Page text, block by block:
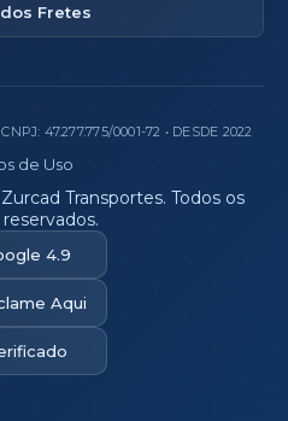
Fretes
47.277.775/0001-72 • DESDE 2022
de Uso
Transportes. Todos os
4.9
Aqui